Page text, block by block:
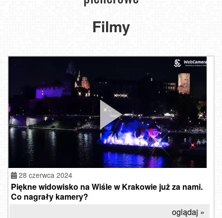
Filmy
28 czerwca 2024
Piękne widowisko na Wiśle w Krakowie już za nami.
Co nagrały kamery?
oglądaj »